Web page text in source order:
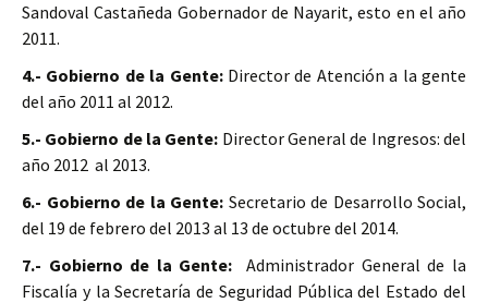
Sandoval Castañeda Gobernador de Nayarit, esto en el año
2011.
4.- Gobierno de la Gente:Director de Atención a la gente
del año 2011 al 2012.
5.- Gobierno de la Gente: Director General de Ingresos: del
año 2012 al 2013.
6.- Gobierno de la Gente: Secretario de Desarrollo Social,
del 19 de febrero del 2013 al 13 de octubre del 2014.
7.- Gobierno de la Gente: Administrador General de la
Fiscalía y la Secretaría de Seguridad Pública del Estado del